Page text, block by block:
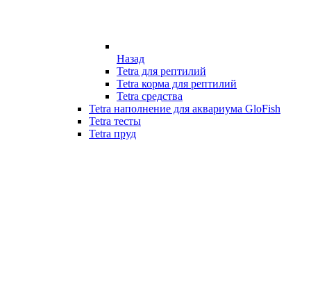
Назад
Tetra для рептилий
Tetra корма для рептилий
Tetra средства
Tetra наполнение для аквариума GloFish
Tetra тесты
Tetra пруд